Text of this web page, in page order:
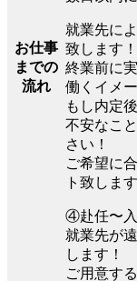
お仕事
までの
流れ
就業先に
致します！
終業前に
働くイメ
もし内定
不安なこ
さい！
ご希望に
ト致します
④赴任〜
就業先が
します！
ご用意す